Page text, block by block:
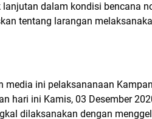
dalam kondisi bencana
tentang larangan
media ini pelaksananaan
hari ini Kamis, 03 Desember
dilaksanakan dengan